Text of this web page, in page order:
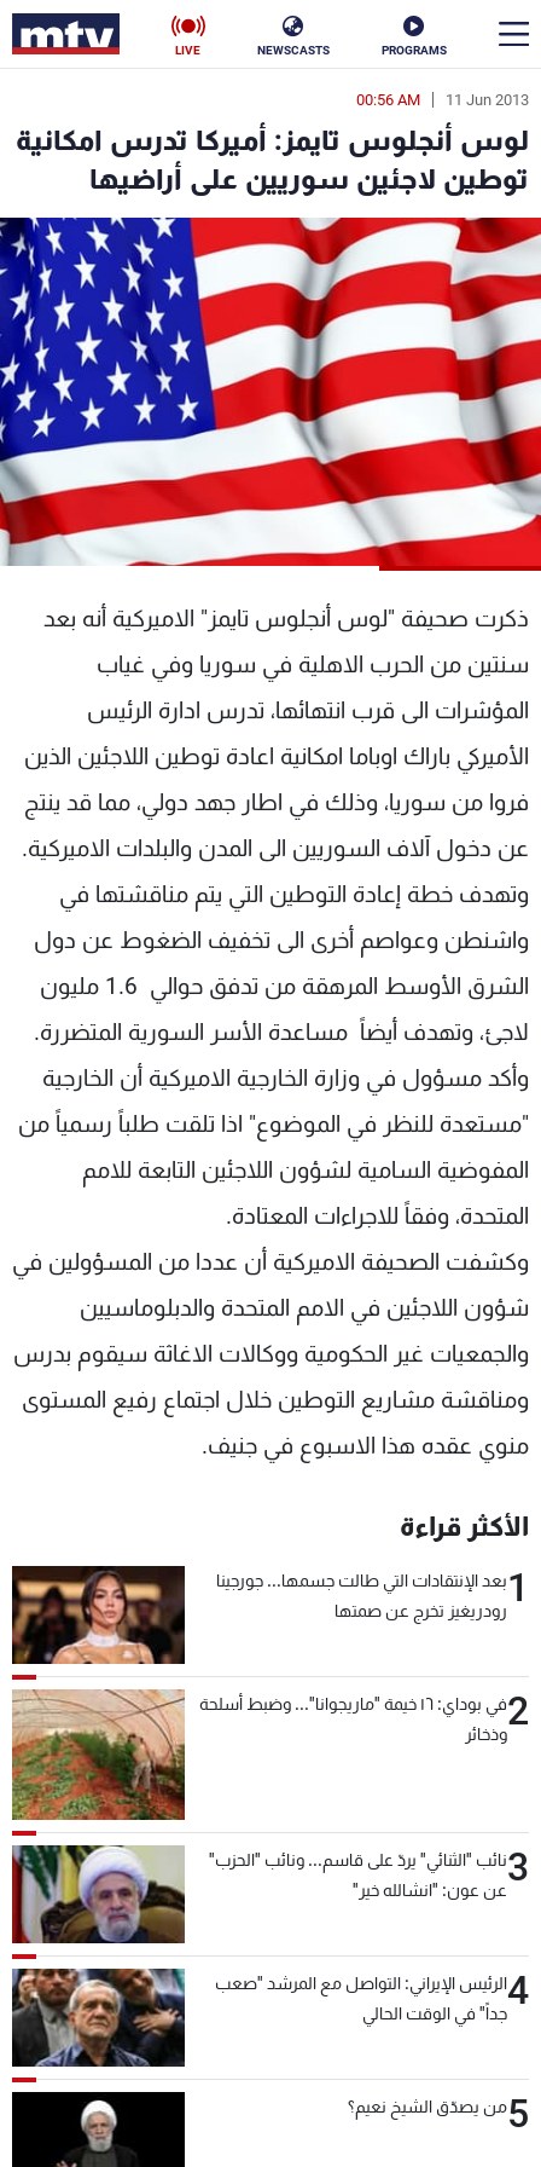
PROGRAMS
NEWSCASTS
LIVE
11 Jun 2013
00:56 AM
لوس أنجلوس تايمز: أميركا تدرس امكانية
توطين لاجئين سوريين على أراضيها
ذكرت صحيفة "لوس أنجلوس تايمز" الاميركية أنه بعد
سنتين من الحرب الاهلية في سوريا وفي غياب
المؤشرات الى قرب انتهائها، تدرس ادارة الرئيس
الأميركي باراك اوباما امكانية اعادة توطين اللاجئين الذين
فروا من سوريا، وذلك في اطار جهد دولي، مما قد ينتج
عن دخول آلاف السوريين الى المدن والبلدات الاميركية.
وتهدف خطة إعادة التوطين التي يتم مناقشتها في
واشنطن وعواصم أخرى الى تخفيف الضغوط عن دول
الشرق الأوسط المرهقة من تدفق حوالي 1.6 مليون
لاجئ، وتهدف أيضاً مساعدة الأسر السورية المتضررة.
وأكد مسؤول في وزارة الخارجية الاميركية أن الخارجية
"مستعدة للنظر في الموضوع" اذا تلقت طلباً رسمياً من
المفوضية السامية لشؤون اللاجئين التابعة للامم
المتحدة، وفقاً للاجراءات المعتادة.
وكشفت الصحيفة الاميركية أن عددا من المسؤولين في
شؤون اللاجئين في الامم المتحدة والدبلوماسيين
والجمعيات غير الحكومية ووكالات الاغاثة سيقوم بدرس
ومناقشة مشاريع التوطين خلال اجتماع رفيع المستوى
منوي عقده هذا الاسبوع في جنيف.
الأكثر قراءة
1بعد الإنتقادات التي طالت جسمها... جورجينا
رودريغيز تخرج عن صمتها
2
في بوداي: ١٦ خيمة "ماريجوانا"... وضبط أسلحة
وذخائر
3نائب "الثنائي" يردّ على قاسم... ونائب "الحزب"
عن عون: "انشالله خير"
4الرئيس الإيراني: التواصل مع المرشد "صعب
جداً" في الوقت الحالي
5من يصدّق الشيخ نعيم؟
en
الأخبار
سياسة ناس
إقتصاد فن
منوعات رياضة
كأس العالم
البرامج
جدول البرامج
شاهد البرامج
الإنـتـاج
لاعلاناتكم
وظائف
تواصل معنا
شروط الإسـتخدام
سياسة الخصوصية